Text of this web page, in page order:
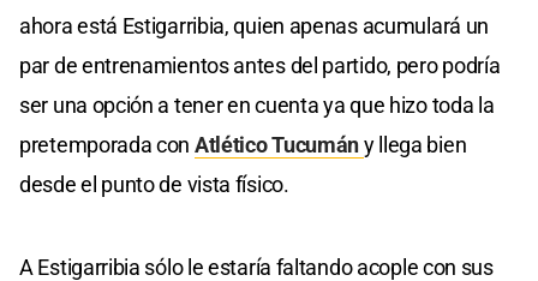
ahora está Estigarribia, quien apenas acumulará un
par de entrenamientos antes del partido, pero podría
ser una opción a tener en cuenta ya que hizo toda la
pretemporada con Atlético Tucumány llega bien
desde el punto de vista físico.
A Estigarribia sólo le estaría faltando acople con sus